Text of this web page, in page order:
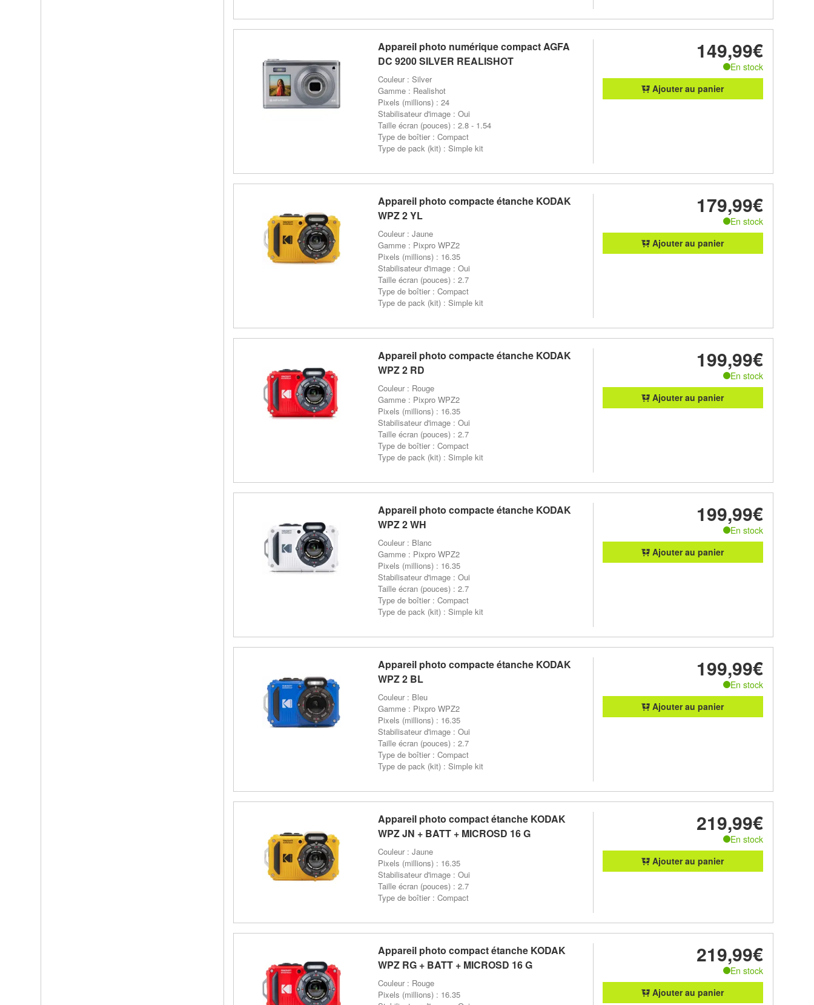
Appareil photo numérique compact AGFA
DC 9200 SILVER REALISHOT
Couleur : Silver
Gamme : Realishot
Pixels (millions) : 24
Stabilisateur d'image : Oui
Taille écran (pouces) : 2.8 - 1.54
Type de boîtier : Compact
Type de pack (kit) : Simple kit
149,99€
En stock
Ajouter au panier
Appareil photo compacte étanche KODAK
WPZ 2 YL
Couleur : Jaune
Gamme : Pixpro WPZ2
Pixels (millions) : 16.35
Stabilisateur d'image : Oui
Taille écran (pouces) : 2.7
Type de boîtier : Compact
Type de pack (kit) : Simple kit
179,99€
En stock
Ajouter au panier
Appareil photo compacte étanche KODAK
WPZ 2 RD
Couleur : Rouge
Gamme : Pixpro WPZ2
Pixels (millions) : 16.35
Stabilisateur d'image : Oui
Taille écran (pouces) : 2.7
Type de boîtier : Compact
Type de pack (kit) : Simple kit
199,99€
En stock
Ajouter au panier
Appareil photo compacte étanche KODAK
WPZ 2 WH
Couleur : Blanc
Gamme : Pixpro WPZ2
Pixels (millions) : 16.35
Stabilisateur d'image : Oui
Taille écran (pouces) : 2.7
Type de boîtier : Compact
Type de pack (kit) : Simple kit
199,99€
En stock
Ajouter au panier
Appareil photo compacte étanche KODAK
WPZ 2 BL
Couleur : Bleu
Gamme : Pixpro WPZ2
Pixels (millions) : 16.35
Stabilisateur d'image : Oui
Taille écran (pouces) : 2.7
Type de boîtier : Compact
Type de pack (kit) : Simple kit
199,99€
En stock
Ajouter au panier
Appareil photo compact étanche KODAK
WPZ JN + BATT + MICROSD 16 G
Couleur : Jaune
Pixels (millions) : 16.35
Stabilisateur d'image : Oui
Taille écran (pouces) : 2.7
Type de boîtier : Compact
219,99€
En stock
Ajouter au panier
Appareil photo compact étanche KODAK
WPZ RG + BATT + MICROSD 16 G
Couleur : Rouge
Pixels (millions) : 16.35
219,99€
En stock
Ajouter au panier